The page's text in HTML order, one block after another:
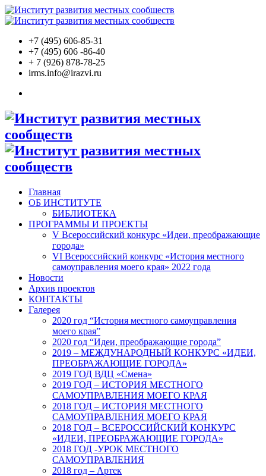
+7 (495) 606-85-31
+7 (495) 606 -86-40
+ 7 (926) 878-78-25
irms.info@irazvi.ru
Главная
ОБ ИНСТИТУТЕ
БИБЛИОТЕКА
ПРОГРАММЫ И ПРОЕКТЫ
V Всероссийский конкурс «Идеи, преображающие
города»
VI Всероссийский конкурс «История местного
самоуправления моего края» 2022 года
Новости
Архив проектов
КОНТАКТЫ
Галерея
2020 год “История местного самоуправления
моего края”
2020 год “Идеи, преображающие города”
2019 – МЕЖДУНАРОДНЫЙ КОНКУРС «ИДЕИ,
ПРЕОБРАЖАЮЩИЕ ГОРОДА»
2019 ГОД ВДЦ «Смена»
2019 ГОД – ИСТОРИЯ МЕСТНОГО
САМОУПРАВЛЕНИЯ МОЕГО КРАЯ
2018 ГОД – ИСТОРИЯ МЕСТНОГО
САМОУПРАВЛЕНИЯ МОЕГО КРАЯ
2018 ГОД – ВСЕРОССИЙСКИЙ КОНКУРС
«ИДЕИ, ПРЕОБРАЖАЮЩИЕ ГОРОДА»
2018 ГОД -УРОК МЕСТНОГО
САМОУПРАВЛЕНИЯ
2018 год – Артек